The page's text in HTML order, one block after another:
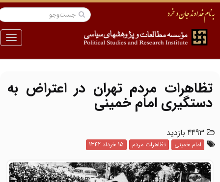
منو
تظاهرات مردم تهران در اعتراض به
دستگیری امام خمینی
4493 بازدید
امام خمینی تظاهرات مردم